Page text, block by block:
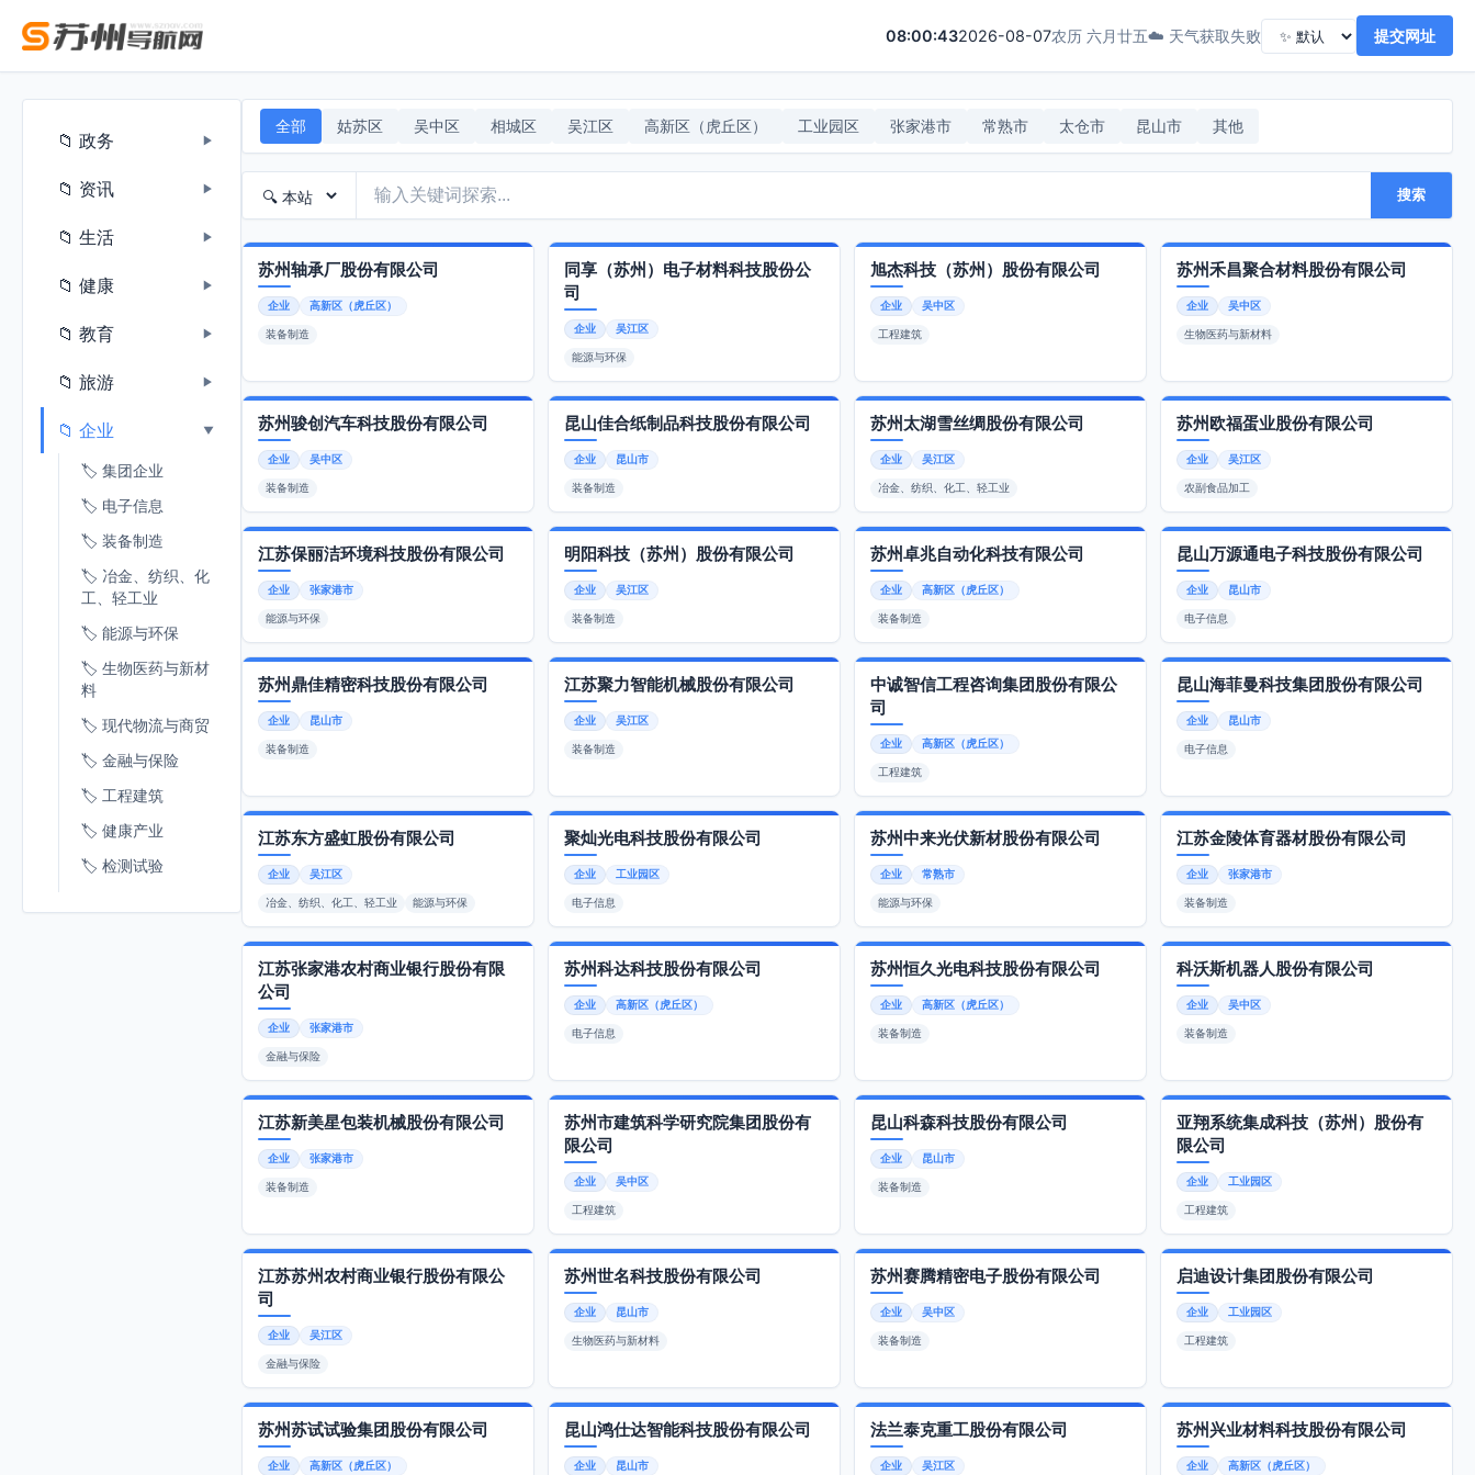
08:00:432026-08-07农历 六月廿五☁️ 天气获取失败 提交网址
📁 政务 ▶
📁 资讯 ▶
📁 生活 ▶
📁 健康 ▶
📁 教育 ▶
📁 旅游 ▶
📁 企业 ▶
🏷️ 集团企业
🏷️ 电子信息
🏷️ 装备制造
🏷️ 冶金、纺织、化
工、轻工业
🏷️ 能源与环保
🏷️ 生物医药与新材
料
🏷️ 现代物流与商贸
🏷️ 金融与保险
🏷️ 工程建筑
🏷️ 健康产业
🏷️ 检测试验
全部 姑苏区 吴中区 相城区 吴江区 高新区（虎丘区） 工业园区 张家港市 常熟市 太仓市 昆山市 其他
搜索
苏州轴承厂股份有限公司
企业 高新区（虎丘区）
装备制造
同享（苏州）电子材料科技股份公
司
企业 吴江区
能源与环保
旭杰科技（苏州）股份有限公司
企业 吴中区
工程建筑
苏州禾昌聚合材料股份有限公司
企业 吴中区
生物医药与新材料
苏州骏创汽车科技股份有限公司
企业 吴中区
装备制造
昆山佳合纸制品科技股份有限公司
企业 昆山市
装备制造
苏州太湖雪丝绸股份有限公司
企业 吴江区
冶金、纺织、化工、轻工业
苏州欧福蛋业股份有限公司
企业 吴江区
农副食品加工
江苏保丽洁环境科技股份有限公司
企业 张家港市
能源与环保
明阳科技（苏州）股份有限公司
企业 吴江区
装备制造
苏州卓兆自动化科技有限公司
企业 高新区（虎丘区）
装备制造
昆山万源通电子科技股份有限公司
企业 昆山市
电子信息
苏州鼎佳精密科技股份有限公司
企业 昆山市
装备制造
江苏聚力智能机械股份有限公司
企业 吴江区
装备制造
中诚智信工程咨询集团股份有限公
司
企业 高新区（虎丘区）
工程建筑
昆山海菲曼科技集团股份有限公司
企业 昆山市
电子信息
江苏东方盛虹股份有限公司
企业 吴江区
冶金、纺织、化工、轻工业 能源与环保
聚灿光电科技股份有限公司
企业 工业园区
电子信息
苏州中来光伏新材股份有限公司
企业 常熟市
能源与环保
江苏金陵体育器材股份有限公司
企业 张家港市
装备制造
江苏张家港农村商业银行股份有限
公司
企业 张家港市
金融与保险
苏州科达科技股份有限公司
企业 高新区（虎丘区）
电子信息
苏州恒久光电科技股份有限公司
企业 高新区（虎丘区）
装备制造
科沃斯机器人股份有限公司
企业 吴中区
装备制造
江苏新美星包装机械股份有限公司
企业 张家港市
装备制造
苏州市建筑科学研究院集团股份有
限公司
企业 吴中区
工程建筑
昆山科森科技股份有限公司
企业 昆山市
装备制造
亚翔系统集成科技（苏州）股份有
限公司
企业 工业园区
工程建筑
江苏苏州农村商业银行股份有限公
司
企业 吴江区
金融与保险
苏州世名科技股份有限公司
企业 昆山市
生物医药与新材料
苏州赛腾精密电子股份有限公司
企业 吴中区
装备制造
启迪设计集团股份有限公司
企业 工业园区
工程建筑
苏州苏试试验集团股份有限公司
企业 高新区（虎丘区）
昆山鸿仕达智能科技股份有限公司
企业 昆山市
法兰泰克重工股份有限公司
企业 吴江区
苏州兴业材料科技股份有限公司
企业 高新区（虎丘区）